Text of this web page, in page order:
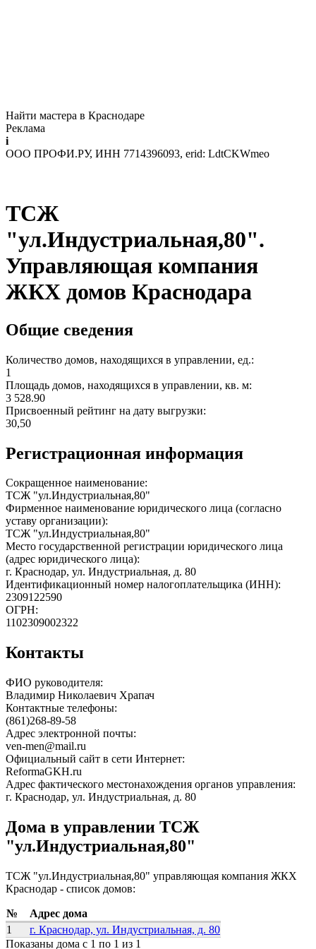
Найти мастера в Краснодаре
Реклама
i
ООО ПРОФИ.РУ, ИНН 7714396093, erid: LdtCKWmeo
ТСЖ
"ул.Индустриальная,80".
Управляющая компания
ЖКХ домов Краснодара
Общие сведения
Количество домов, находящихся в управлении, ед.:
1
Площадь домов, находящихся в управлении, кв. м:
3 528.90
Присвоенный рейтинг на дату выгрузки:
30,50
Регистрационная информация
Сокращенное наименование:
ТСЖ "ул.Индустриальная,80"
Фирменное наименование юридического лица (согласно
уставу организации):
ТСЖ "ул.Индустриальная,80"
Место государственной регистрации юридического лица
(адрес юридического лица):
г. Краснодар, ул. Индустриальная, д. 80
Идентификационный номер налогоплательщика (ИНН):
2309122590
ОГРН:
1102309002322
Контакты
ФИО руководителя:
Владимир Николаевич Храпач
Контактные телефоны:
(861)268-89-58
Адрес электронной почты:
ven-men@mail.ru
Официальный сайт в сети Интернет:
ReformaGKH.ru
Адрес фактического местонахождения органов управления:
г. Краснодар, ул. Индустриальная, д. 80
Дома в управлении ТСЖ
"ул.Индустриальная,80"
ТСЖ "ул.Индустриальная,80" управляющая компания ЖКХ
Краснодар - список домов:
№
Адрес дома
1
г. Краснодар, ул. Индустриальная, д. 80
Показаны дома с 1 по 1 из 1